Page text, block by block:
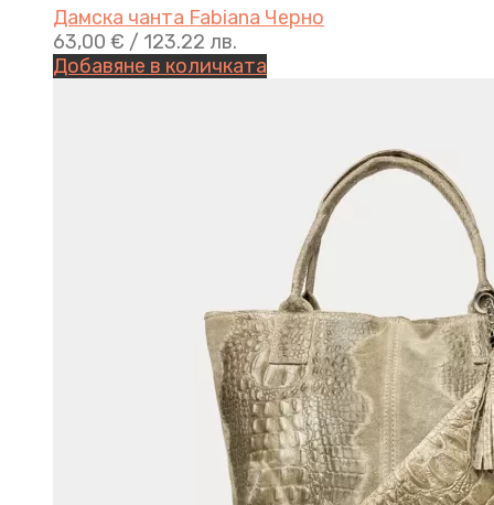
Дамска чанта Fabiana Черно
63,00 € / 123.22 лв.
Добавяне в количката